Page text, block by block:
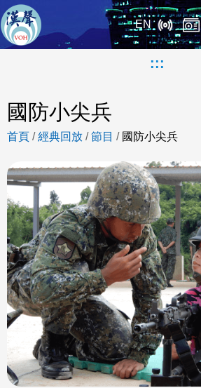
EN
:::
國防小尖兵
首頁 /經典回放 /節目 / 國防小尖兵